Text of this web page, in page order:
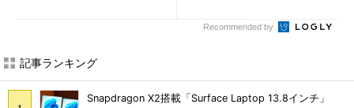
Recommended by
記事ランキング
Snapdragon X2搭載「Surface Laptop 13.8インチ」